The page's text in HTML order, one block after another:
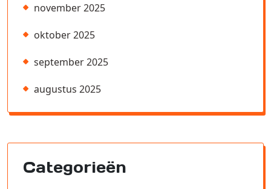
november 2025
oktober 2025
september 2025
augustus 2025
Categorieën